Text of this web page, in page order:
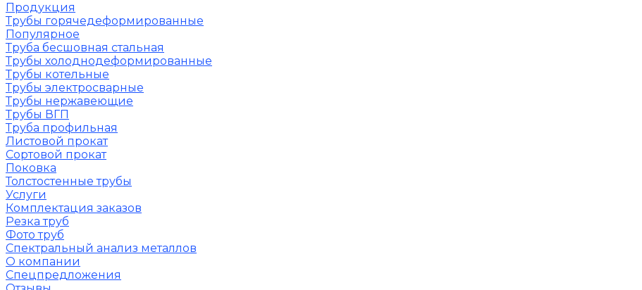
Продукция
Трубы горячедеформированные
Популярное
Труба бесшовная стальная
Трубы холоднодеформированные
Трубы котельные
Трубы электросварные
Трубы нержавеющие
Трубы ВГП
Труба профильная
Листовой прокат
Сортовой прокат
Поковка
Толстостенные трубы
Услуги
Комплектация заказов
Резка труб
Фото труб
Спектральный анализ металлов
О компании
Спецпредложения